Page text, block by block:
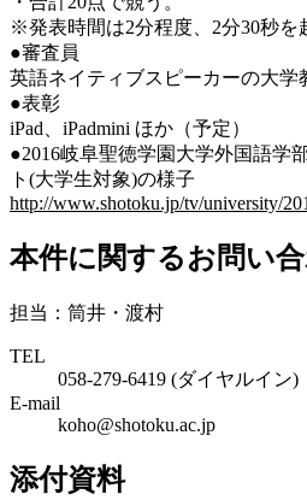
※発表時間は2分程度、2分30秒を
●審査員
英語ネイティブスピーカーの大学
●表彰
iPad、iPadmini ほか（予定）
●2016岐阜聖徳学園大学外国語学
ト(大学生対象)の様子
http://www.shotoku.jp/tv/university/
本件に関するお問い
担当：筒井・渡村
TEL
058-279-6419 (ダイヤルイン)
E-mail
koho@shotoku.ac.jp
添付資料